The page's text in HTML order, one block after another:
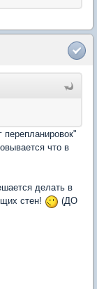
что в
делать в
стен!
(ДО